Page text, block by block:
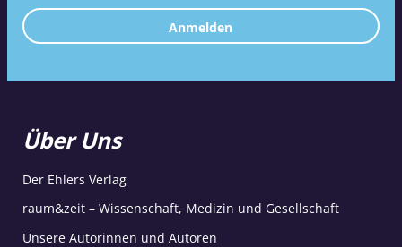
Anmelden
Über Uns
Der Ehlers Verlag
raum&zeit – Wissenschaft, Medizin und Gesellschaft
Unsere Autorinnen und Autoren